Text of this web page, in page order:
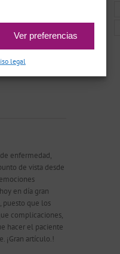
Ver preferencias
legal
el tratamiento de
enfermedad,
de vista desde
en día gran
puesto que los
complicaciones,
hacer el paciente
¡Gran artículo.!